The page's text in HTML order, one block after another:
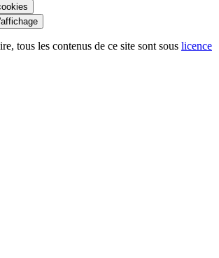
tous les contenus de ce site sont sous licence